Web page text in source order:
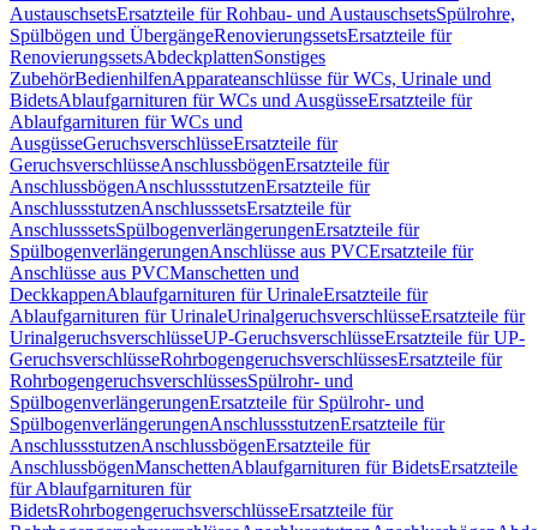
AustauschsetsErsatzteile für Rohbau- und AustauschsetsSpülrohre,
Spülbögen und ÜbergängeRenovierungssetsErsatzteile für
RenovierungssetsAbdeckplattenSonstiges
ZubehörBedienhilfenApparateanschlüsse für WCs, Urinale und
BidetsAblaufgarnituren für WCs und AusgüsseErsatzteile für
Ablaufgarnituren für WCs und
AusgüsseGeruchsverschlüsseErsatzteile für
GeruchsverschlüsseAnschlussbögenErsatzteile für
AnschlussbögenAnschlussstutzenErsatzteile für
AnschlussstutzenAnschlusssetsErsatzteile für
AnschlusssetsSpülbogenverlängerungenErsatzteile für
SpülbogenverlängerungenAnschlüsse aus PVCErsatzteile für
Anschlüsse aus PVCManschetten und
DeckkappenAblaufgarnituren für UrinaleErsatzteile für
Ablaufgarnituren für UrinaleUrinalgeruchsverschlüsseErsatzteile für
UrinalgeruchsverschlüsseUP-GeruchsverschlüsseErsatzteile für UP-
GeruchsverschlüsseRohrbogengeruchsverschlüssesErsatzteile für
RohrbogengeruchsverschlüssesSpülrohr- und
SpülbogenverlängerungenErsatzteile für Spülrohr- und
SpülbogenverlängerungenAnschlussstutzenErsatzteile für
AnschlussstutzenAnschlussbögenErsatzteile für
AnschlussbögenManschettenAblaufgarnituren für BidetsErsatzteile
für Ablaufgarnituren für
BidetsRohrbogengeruchsverschlüsseErsatzteile für